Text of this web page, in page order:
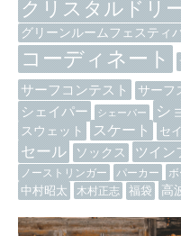
クリスタルドリ
グリーンルームフェスティ
コーディネート
サーフコンテスト サーフ
シェイパー シェーパー シ
スウェット スケート セ
セール ソックス ツイン
ノーストリンガー パーカー
中村昭太 木村正志 福袋 高